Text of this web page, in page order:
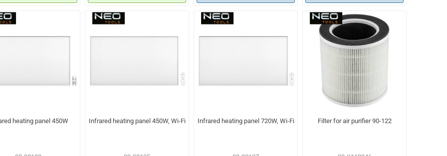
heating panel 450W Infrared heating panel 450W, Wi-Fi Infrared heating panel 720W, Wi-Fi Filter for air purifier 90-122